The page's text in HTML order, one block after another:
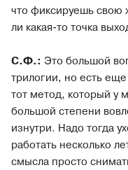
что фиксируешь свою
ли какая-то точка
С.Ф.: Это большой
трилогии, но есть
тот метод, который у
большой степени
изнутри. Надо тогда
работать несколько
смысла просто